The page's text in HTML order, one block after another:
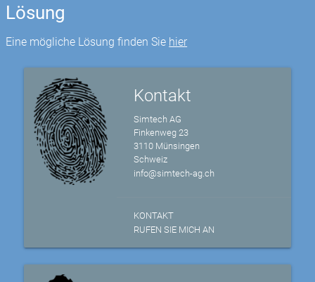
Lösung
Eine mögliche Lösung finden Sie hier
Kontakt
Simtech AG
Finkenweg 23
3110 Münsingen
Schweiz
info@simtech-ag.ch
KONTAKT
RUFEN SIE MICH AN